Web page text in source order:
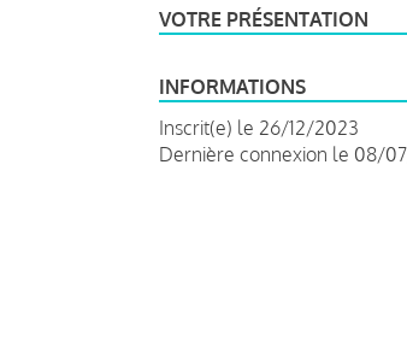
VOTRE PRÉSENTATION
INFORMATIONS
Inscrit(e) le 26/12/2023
Dernière connexion le 08/